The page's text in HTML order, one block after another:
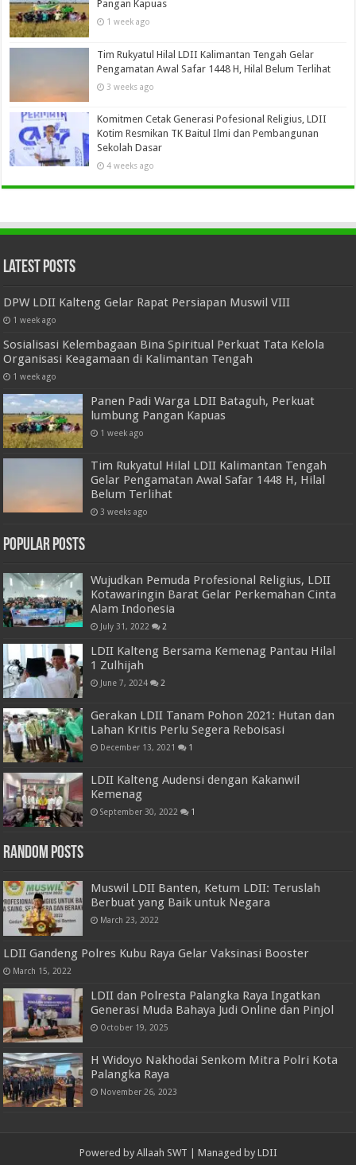
Pangan Kapuas
1 week ago
Tim Rukyatul Hilal LDII Kalimantan Tengah Gelar
Pengamatan Awal Safar 1448 H, Hilal Belum Terlihat
3 weeks ago
Komitmen Cetak Generasi Pofesional Religius, LDII
Kotim Resmikan TK Baitul Ilmi dan Pembangunan
Sekolah Dasar
4 weeks ago
Latest Posts
DPW LDII Kalteng Gelar Rapat Persiapan Muswil VIII
1 week ago
Sosialisasi Kelembagaan Bina Spiritual Perkuat Tata Kelola
Organisasi Keagamaan di Kalimantan Tengah
1 week ago
Panen Padi Warga LDII Bataguh, Perkuat
lumbung Pangan Kapuas
1 week ago
Tim Rukyatul Hilal LDII Kalimantan Tengah
Gelar Pengamatan Awal Safar 1448 H, Hilal
Belum Terlihat
3 weeks ago
Popular Posts
Wujudkan Pemuda Profesional Religius, LDII
Kotawaringin Barat Gelar Perkemahan Cinta
Alam Indonesia
July 31, 2022 2
LDII Kalteng Bersama Kemenag Pantau Hilal
1 Zulhijah
June 7, 2024 2
Gerakan LDII Tanam Pohon 2021: Hutan dan
Lahan Kritis Perlu Segera Reboisasi
December 13, 2021 1
LDII Kalteng Audensi dengan Kakanwil
Kemenag
September 30, 2022 1
Random Posts
Muswil LDII Banten, Ketum LDII: Teruslah
Berbuat yang Baik untuk Negara
March 23, 2022
LDII Gandeng Polres Kubu Raya Gelar Vaksinasi Booster
March 15, 2022
LDII dan Polresta Palangka Raya Ingatkan
Generasi Muda Bahaya Judi Online dan Pinjol
October 19, 2025
H Widoyo Nakhodai Senkom Mitra Polri Kota
Palangka Raya
November 26, 2023
Powered by Allaah SWT | Managed by LDII